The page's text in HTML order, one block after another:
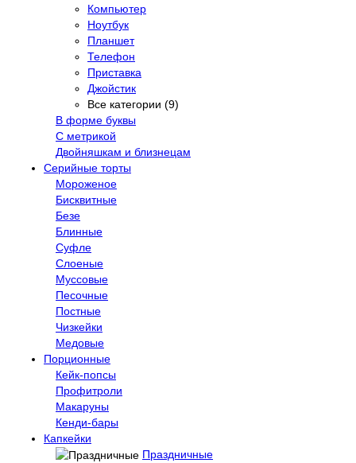
Компьютер
Ноутбук
Планшет
Телефон
Приставка
Джойстик
Все категории (9)
В форме буквы
С метрикой
Двойняшкам и близнецам
Серийные торты
Мороженое
Бисквитные
Безе
Блинные
Суфле
Слоеные
Муссовые
Песочные
Постные
Чизкейки
Медовые
Порционные
Кейк-попсы
Профитроли
Макаруны
Кенди-бары
Капкейки
Праздничные